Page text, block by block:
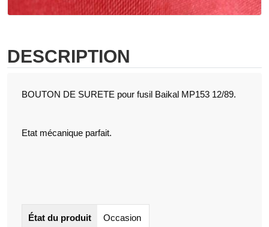
DESCRIPTION
BOUTON DE SURETE pour fusil Baikal MP153 12/89.
Etat mécanique parfait.
État du produit Occasion